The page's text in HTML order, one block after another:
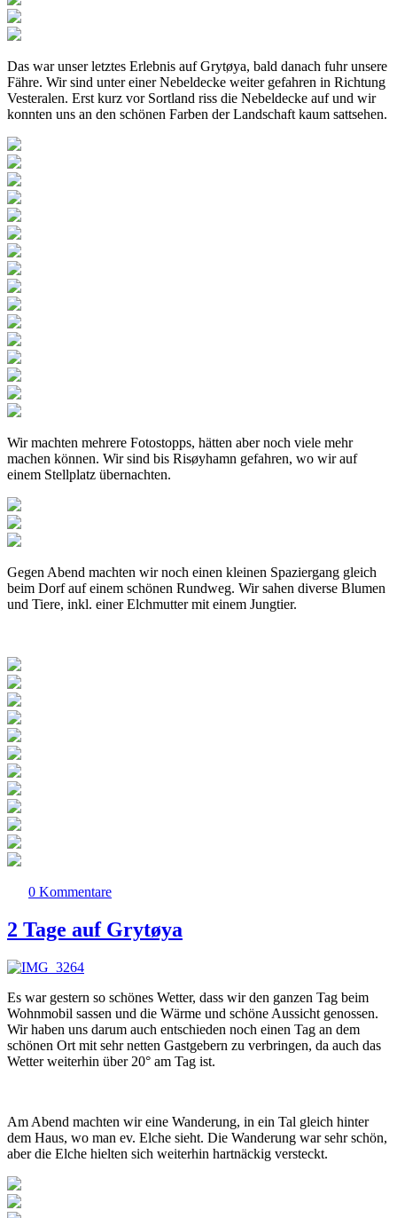
Das war unser letztes Erlebnis auf Grytøya, bald danach fuhr unsere
Fähre. Wir sind unter einer Nebeldecke weiter gefahren in Richtung
Vesteralen. Erst kurz vor Sortland riss die Nebeldecke auf und wir
konnten uns an den schönen Farben der Landschaft kaum sattsehen.
Wir machten mehrere Fotostopps, hätten aber noch viele mehr
machen können. Wir sind bis Risøyhamn gefahren, wo wir auf
einem Stellplatz übernachten.
Gegen Abend machten wir noch einen kleinen Spaziergang gleich
beim Dorf auf einem schönen Rundweg. Wir sahen diverse Blumen
und Tiere, inkl. einer Elchmutter mit einem Jungtier.
0 Kommentare
2 Tage auf Grytøya
Es war gestern so schönes Wetter, dass wir den ganzen Tag beim
Wohnmobil sassen und die Wärme und schöne Aussicht genossen.
Wir haben uns darum auch entschieden noch einen Tag an dem
schönen Ort mit sehr netten Gastgebern zu verbringen, da auch das
Wetter weiterhin über 20° am Tag ist.
Am Abend machten wir eine Wanderung, in ein Tal gleich hinter
dem Haus, wo man ev. Elche sieht. Die Wanderung war sehr schön,
aber die Elche hielten sich weiterhin hartnäckig versteckt.